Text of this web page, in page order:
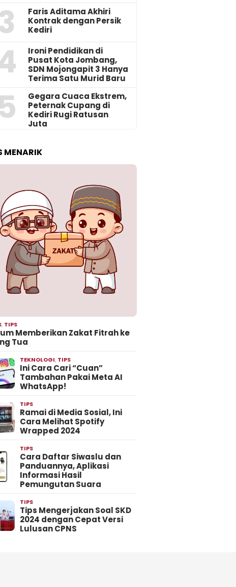
Faris Aditama Akhiri
Kontrak dengan Persik
Kediri
Ironi Pendidikan di
Pusat Kota Jombang,
SDN Mojongapit 3 Hanya
Terima Satu Murid Baru
5
‎Gegara Cuaca Ekstrem,
Peternak Cupang di
Kediri Rugi Ratusan
Juta
MENARIK
, TIPS
Memberikan Zakat Fitrah ke
Tua
TEKNOLOGI, TIPS
Ini Cara Cari “Cuan”
Tambahan Pakai Meta AI
WhatsApp!
TIPS
Ramai di Media Sosial, Ini
Cara Melihat Spotify
Wrapped 2024
TIPS
Cara Daftar Siwaslu dan
Panduannya, Aplikasi
Informasi Hasil
Pemungutan Suara
TIPS
Tips Mengerjakan Soal SKD
2024 dengan Cepat Versi
Lulusan CPNS